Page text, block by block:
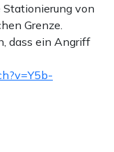
von
Grenze.
dass ein Angriff